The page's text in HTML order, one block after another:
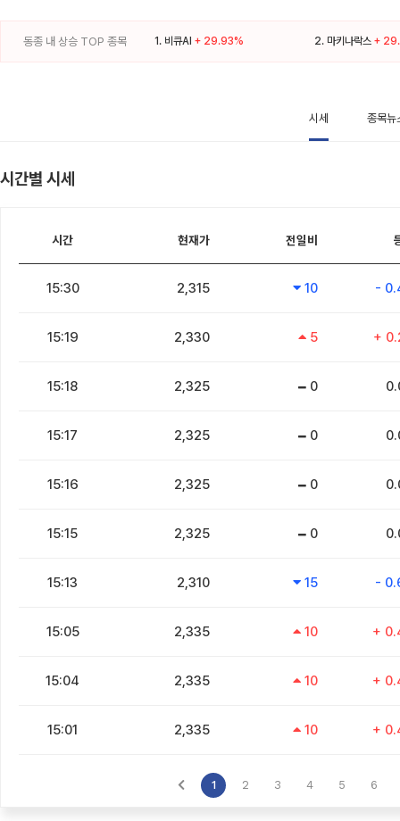
동종 내 상승 TOP 종목 1. 비큐AI + 29.93% 2. 마키나락스 +
시세 종목뉴